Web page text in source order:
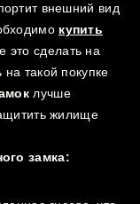
внешний вид
купить
это сделать на
такой покупке
лучше
жилище
замка: